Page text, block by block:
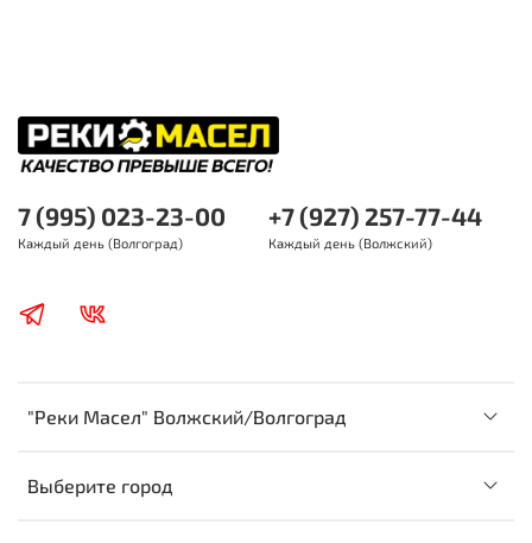
"Реки Масел" Волжский/Волгоград
Выберите город
7 (995) 023-23-00
Каждый день (Волгоград)
+7 (927) 257-77-44
Каждый день (Волжский)